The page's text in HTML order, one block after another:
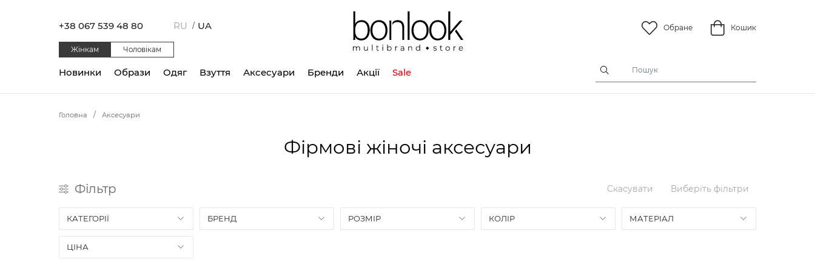
+38 067 539 48 80 RU / UA Обране Кошик
Жінкам Чоловікам
Одяг Взуття Аксесуари
Новинки Образи Бренди Акції Sale
Головна Аксесуари
Фірмові жіночі аксесуари
Фільтр Скасувати Виберіть фільтри
КАТЕГОРІЇ БРЕНД РОЗМІР КОЛІР МАТЕРІАЛ
ЦІНА